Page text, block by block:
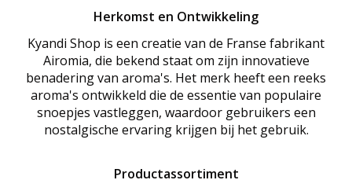
Herkomst en Ontwikkeling
Kyandi Shop is een creatie van de Franse fabrikant
Airomia, die bekend staat om zijn innovatieve
benadering van aroma's. Het merk heeft een reeks
aroma's ontwikkeld die de essentie van populaire
snoepjes vastleggen, waardoor gebruikers een
nostalgische ervaring krijgen bij het gebruik.
Productassortiment